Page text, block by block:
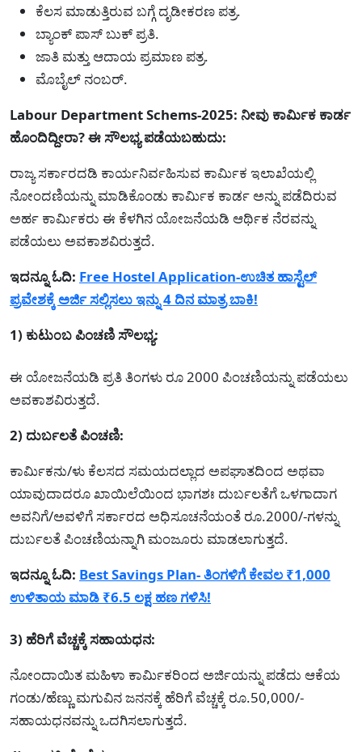
ಕೆಲಸ ಮಾಡುತ್ತಿರುವ ಬಗ್ಗೆ ದೃಡೀಕರಣ ಪತ್ರ.
ಬ್ಯಾಂಕ್ ಪಾಸ್ ಬುಕ್ ಪ್ರತಿ.
ಜಾತಿ ಮತ್ತು ಆದಾಯ ಪ್ರಮಾಣ ಪತ್ರ.
ಮೊಬೈಲ್ ನಂಬರ್.
Labour Department Schems-2025: ನೀವು ಕಾರ್ಮಿಕ ಕಾರ್ಡ
ಹೊಂದಿದ್ದೀರಾ? ಈ ಸೌಲಭ್ಯ ಪಡೆಯಬಹುದು:
ರಾಜ್ಯ ಸರ್ಕಾರದಡಿ ಕಾರ್ಯನಿರ್ವಹಿಸುವ ಕಾರ್ಮಿಕ ಇಲಾಖೆಯಲ್ಲಿ
ನೋಂದಣಿಯನ್ನು ಮಾಡಿಕೊಂಡು ಕಾರ್ಮಿಕ ಕಾರ್ಡ ಅನ್ನು ಪಡೆದಿರುವ
ಅರ್ಹ ಕಾರ್ಮಿಕರು ಈ ಕೆಳಗಿನ ಯೋಜನೆಯಡಿ ಆರ್ಥಿಕ ನೆರವನ್ನು
ಪಡೆಯಲು ಅವಕಾಶವಿರುತ್ತದೆ.
ಇದನ್ನೂ ಓದಿ: Free Hostel Application-ಉಚಿತ ಹಾಸ್ಟೆಲ್
ಪ್ರವೇಶಕ್ಕೆ ಅರ್ಜಿ ಸಲ್ಲಿಸಲು ಇನ್ನು 4 ದಿನ ಮಾತ್ರ ಬಾಕಿ!
1) ಕುಟು೦ಬ ಪಿಂಚಣಿ ಸೌಲಭ್ಯ:
ಈ ಯೋಜನೆಯಡಿ ಪ್ರತಿ ತಿಂಗಳು ರೂ 2000 ಪಿಂಚಣಿಯನ್ನು ಪಡೆಯಲು
ಅವಕಾಶವಿರುತ್ತದೆ.
2) ದುರ್ಬಲತೆ ಪಿಂಚಣಿ:
ಕಾರ್ಮಿಕನು/ಳು ಕೆಲಸದ ಸಮಯದಲ್ಲಾದ ಅಪಘಾತದಿಂದ ಅಥವಾ
ಯಾವುದಾದರೂ ಖಾಯಿಲೆಯಿಂದ ಭಾಗಶಃ ದುರ್ಬಲತೆಗೆ ಒಳಗಾದಾಗ
ಅವನಿಗೆ/ಅವಳಿಗೆ ಸರ್ಕಾರದ ಅಧಿಸೂಚನೆಯಂತೆ ರೂ.2000/-ಗಳನ್ನು
ದುರ್ಬಲತೆ ಪಿಂಚಣಿಯನ್ನಾಗಿ ಮಂಜೂರು ಮಾಡಲಾಗುತ್ತದೆ.
ಇದನ್ನೂ ಓದಿ: Best Savings Plan- ತಿಂಗಳಿಗೆ ಕೇವಲ ₹1,000
ಉಳಿತಾಯ ಮಾಡಿ ₹6.5 ಲಕ್ಷ ಹಣ ಗಳಿಸಿ!
3) ಹೆರಿಗೆ ವೆಚ್ಚಕ್ಕೆ ಸಹಾಯಧನ:
ನೋಂದಾಯಿತ ಮಹಿಳಾ ಕಾರ್ಮಿಕರಿಂದ ಅರ್ಜಿಯನ್ನು ಪಡೆದು ಆಕೆಯ
ಗಂಡು/ಹೆಣ್ಣು ಮಗುವಿನ ಜನನಕ್ಕೆ ಹೆರಿಗೆ ವೆಚ್ಚಕ್ಕೆ ರೂ.50,000/-
ಸಹಾಯಧನವನ್ನು ಒದಗಿಸಲಾಗುತ್ತದೆ.